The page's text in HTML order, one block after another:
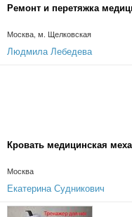
Ремонт и перетяжка
Москва, м. Щелковская
Людмила Лебедева
Кровать медицинская
Москва
Екатерина Судникович